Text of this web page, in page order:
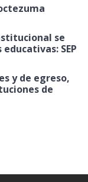
se
SEP
y de egreso,
de